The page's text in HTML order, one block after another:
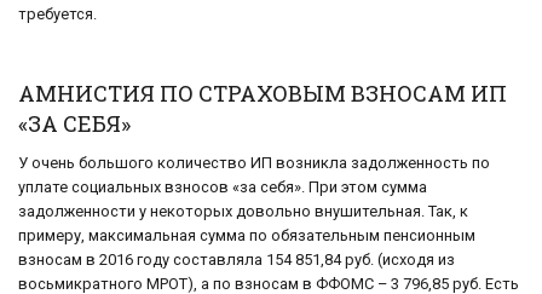
требуется.
АМНИСТИЯ ПО СТРАХОВЫМ ВЗНОСАМ ИП
«ЗА СЕБЯ»
У очень большого количество ИП возникла задолженность по
уплате социальных взносов «за себя». При этом сумма
задолженности у некоторых довольно внушительная. Так, к
примеру, максимальная сумма по обязательным пенсионным
взносам в 2016 году составляла 154 851,84 руб. (исходя из
восьмикратного МРОТ), а по взносам в ФФОМС – 3 796,85 руб. Есть